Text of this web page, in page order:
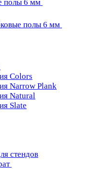
полы 6 мм
полы 6 мм
Colors
Narrow Plank
Natural
Slate
стендов